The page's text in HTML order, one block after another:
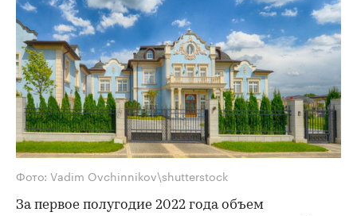
Фото: Vadim Ovchinnikov\shutterstock
За первое полугодие 2022 года объем